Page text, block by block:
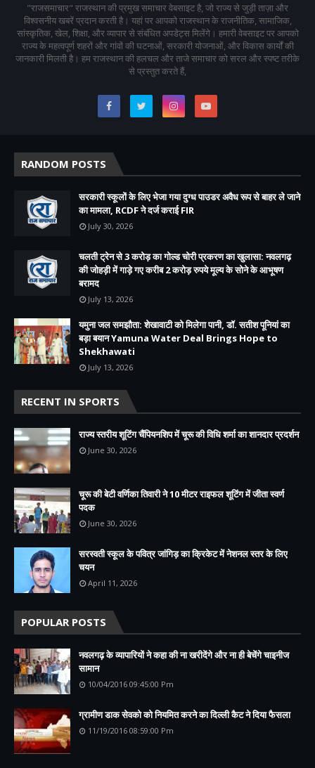
"राजसमाचार" राजस्थान की प्रमुख समाचार वेबसाइट है, जो राज्य से जुड़ी ताज़ा और
विश्वसनीय खबरें प्रदान करती है। यहां पर आपको राजस्थान के राजनीतिक, सामाजिक,
सांस्कृतिक, खेल, शिक्षा, और व्यापार से संबंधित अपडेट्स मिलेंगे। हमारी वेबसाइट पर आपको
राज्य के महत्वपूर्ण शहरों और गांवों की घटनाओं, सरकारी योजनाओं, और विकास कार्यों की
जानकारी मिलती है। हम राजस्थान की हलचल और ताजे समाचार को सरल और स्पष्ट तरीके
से प्रस्तुत करते हैं,
RANDOM POSTS
सरकारी स्कूलों के लिए भेजा गया दुग्ध पाउडर अवैध रूप से बाहर ले जाने
का मामला, RCDF ने दर्ज कराई FIR
July 30, 2026
चलती ट्रेन से 3 करोड़ का गोल्ड चोरी प्रकरण का खुलासा: नवलगढ़
की जोहड़ी में गाड़े गए करीब 2 करोड़ रुपये मूल्य के सोने के आभूषण
बरामद
July 13, 2026
यमुना जल समझौता: शेखावाटी को मिलेगा पानी, डॉ. सतीश पूनियां का
बड़ा बयान Yamuna Water Deal Brings Hope to
Shekhawati
July 13, 2026
RECENT IN SPORTS
राज्य स्तरीय शूटिंग चैंपियनशिप में चूरू की विधि शर्मा का शानदार प्रदर्शन
June 30, 2026
चूरू की बेटी वर्णिका तिवारी ने 10 मीटर राइफल शूटिंग में जीता स्वर्ण
पदक
June 30, 2026
सरस्वती स्कूल के पवित्र जांगिड़ का क्रिकेट में नेशनल स्तर के लिए
चयन
April 11, 2026
POPULAR POSTS
नवलगढ़ के व्यापारियों ने कहा की ना खरीदेंगे और ना ही बेचेंगे चाइनीज
सामान
10/04/2016 09:45:00 Pm
ग्रामीण डाक सेवको को नियमित करने का दिल्ली कैट ने दिया फैसला
11/19/2016 08:59:00 Pm